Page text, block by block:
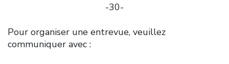
-30-
Pour organiser une entrevue, veuillez
communiquer avec :